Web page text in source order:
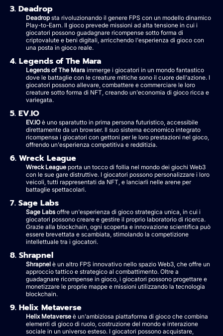
3. Deadrop
Deadropsta rivoluzionando il genere FPS con un modello dinamico
Play-to-Earn. Il gioco prevede missioni ad alta tensione in cui i
giocatori possono guadagnare ricompense sotto forma di
criptovalute e beni digitali, arricchendo l'esperienza di gioco con
una posta in gioco reale.
4. Legends of The Mara
Legends of The Mara immerge i giocatori in un mondo fantastico
dove le battaglie con le creature mitiche sono il cuore dell'azione. I
giocatori possono allevare, combattere e commerciare le loro
creature sotto forma di NFT, creando un'economia di gioco ricca e
variegata.
5. EV.IO
EV.IO è uno sparatutto in prima persona futuristico, accessibile
direttamente da un browser. Il suo sistema economico integrato
ricompensa i giocatori con gettoni per le loro prestazioni nel gioco,
offrendo un'esperienza competitiva e redditizia.
6. Wreck League
Wreck League porta un tocco di follia nel mondo dei giochi Web3
con le sue gare distruttive. I giocatori possono personalizzare i loro
veicoli, tutti rappresentati da NFT, e lanciarli nelle arene per
battaglie spettacolari.
7. Sage Labs
Sage Labs offre un'esperienza di gioco strategica unica, in cui i
giocatori possono creare e gestire il proprio laboratorio di ricerca.
Grazie alla blockchain, ogni scoperta e innovazione scientifica può
essere brevettata e scambiata, stimolando la competizione
intellettuale tra i giocatori.
8. Shrapnel
Shrapnel è un altro FPS innovativo nello spazio Web3, che offre un
approccio tattico e strategico al combattimento. Oltre a
guadagnare ricompense in gioco, i giocatori possono progettare e
monetizzare le proprie mappe e missioni utilizzando la tecnologia
blockchain.
9. Helix Metaverse
Helix Metaverse è un'ambiziosa piattaforma di gioco che combina
elementi di gioco di ruolo, costruzione del mondo e interazione
sociale in un universo esteso. I giocatori possono acquistare,